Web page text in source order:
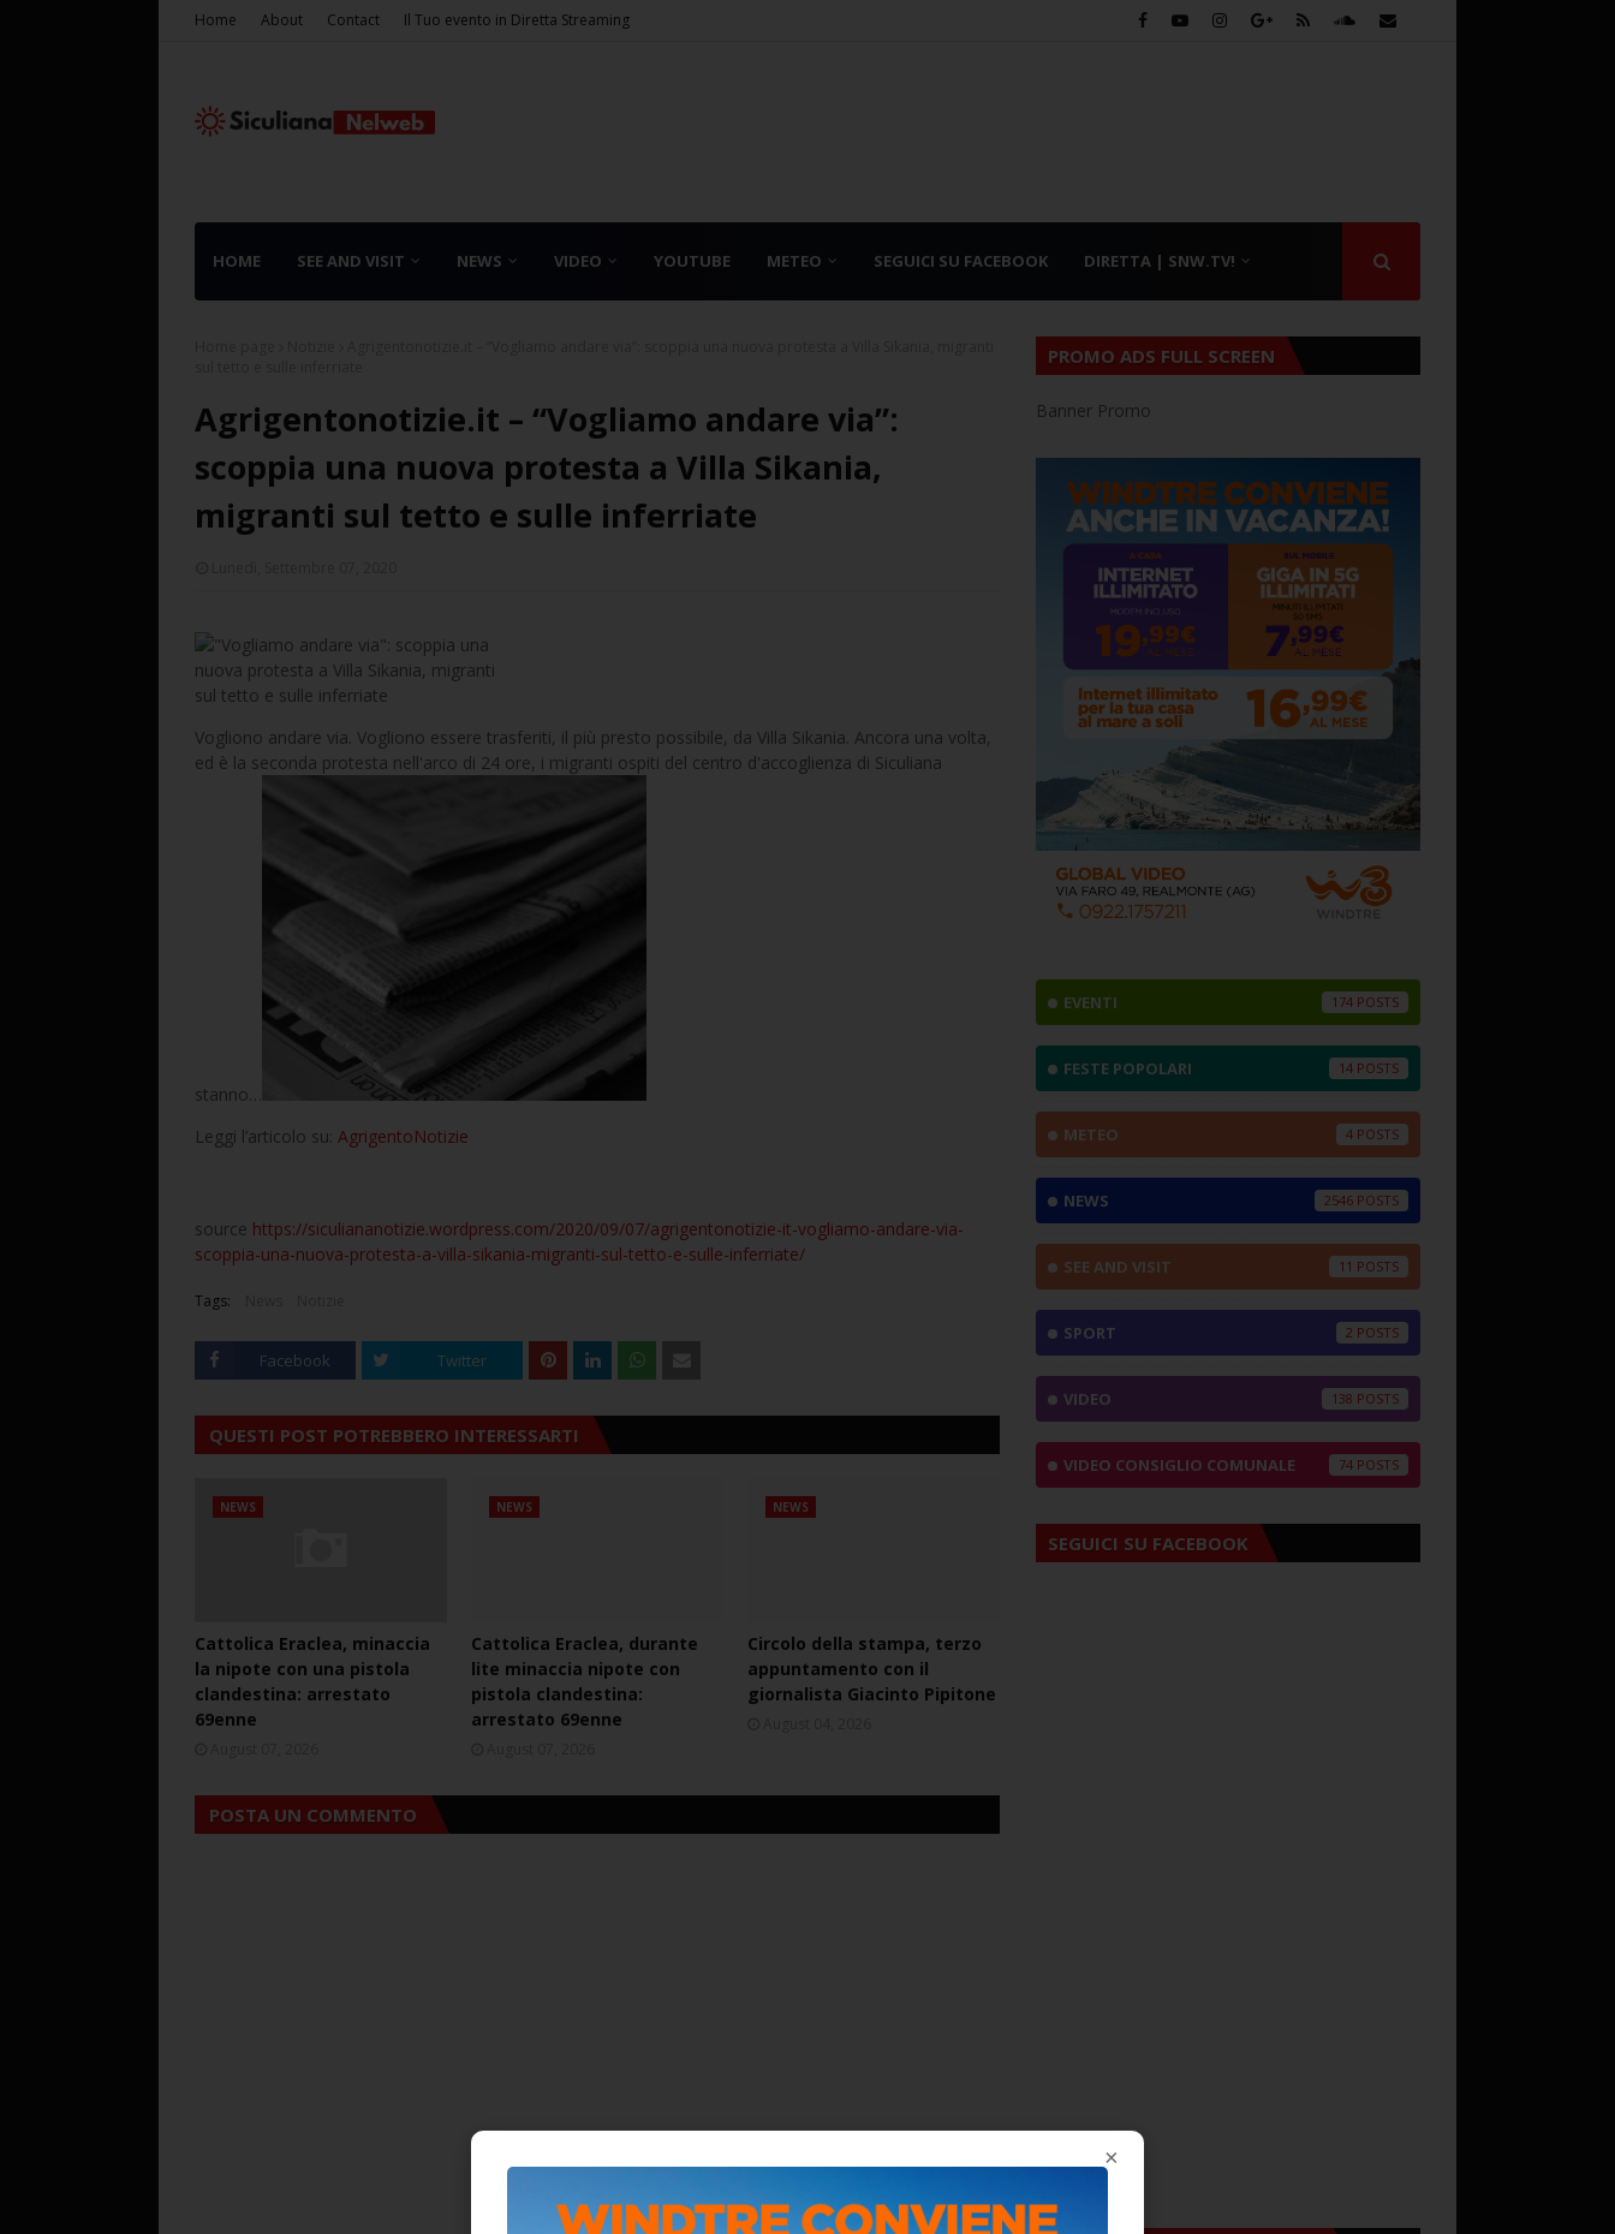
Home About Contact Il Tuo evento in Diretta Streaming
HOME SEE AND VISIT NEWS VIDEO YOUTUBE METEO SEGUICI SU FACEBOOK DIRETTA | SNW.TV!
Agrigentonotizie.it – “Vogliamo andare via”:
scoppia una nuova protesta a Villa Sikania,
migranti sul tetto e sulle inferriate
Vogliono andare via. Vogliono essere trasferiti, il più presto possibile, da Villa Sikania. Ancora una volta,
ed è la seconda protesta nell'arco di 24 ore, i migranti ospiti del centro d'accoglienza di Siculiana
stanno…
Leggi l’articolo su: AgrigentoNotizie
source https://siculiananotizie.wordpress.com/2020/09/07/agrigentonotizie-it-vogliamo-andare-via-
scoppia-una-nuova-protesta-a-villa-sikania-migranti-sul-tetto-e-sulle-inferriate/
Tags:
Facebook Twitter
QUESTI POST POTREBBERO INTERESSARTI
NEWS
Cattolica Eraclea, minaccia
la nipote con una pistola
clandestina: arrestato
69enne
NEWS
Cattolica Eraclea, durante
lite minaccia nipote con
pistola clandestina:
arrestato 69enne
NEWS
Circolo della stampa, terzo
appuntamento con il
giornalista Giacinto Pipitone
POSTA UN COMMENTO
PROMO ADS FULL SCREEN
Banner Promo
EVENTI 174
FESTE POPOLARI 14
METEO 4
NEWS 2546
SEE AND VISIT 11
SPORT 2
VIDEO 138
VIDEO CONSIGLIO COMUNALE 74
SEGUICI SU FACEBOOK